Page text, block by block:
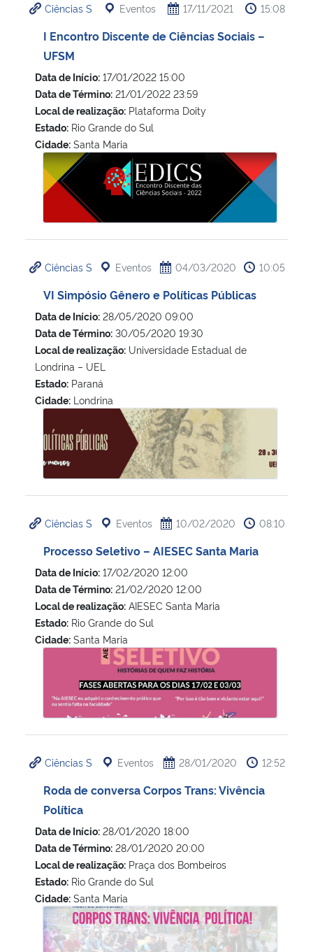
Ministério da Mulher, da Família e dos Direitos Humanos
Secretaria-Geral
Secretaria de Governo
Gabinete de Segurança Institucional
Advocacia-Geral da União
Banco Central do Brasil
Ciências S Eventos 17/11/2021 15:08
I Encontro Discente de Ciências Sociais –
UFSM
Data de Início: 17/01/2022 15:00
Data de Término: 21/01/2022 23:59
Local de realização: Plataforma Doity
Estado: Rio Grande do Sul
Cidade: Santa Maria
I Encontro Discente de Ciências Sociais – UFSM
Ciências S Eventos 04/03/2020 10:05
VI Simpósio Gênero e Políticas Públicas
Data de Início: 28/05/2020 09:00
Data de Término: 30/05/2020 19:30
Local de realização: Universidade Estadual de
Londrina – UEL
Estado: Paraná
Cidade: Londrina
VI Simpósio Gênero e Políticas Públicas
Ciências S Eventos 10/02/2020 08:10
Processo Seletivo – AIESEC Santa Maria
Data de Início: 17/02/2020 12:00
Data de Término: 21/02/2020 12:00
Local de realização: AIESEC Santa Maria
Estado: Rio Grande do Sul
Cidade: Santa Maria
Processo Seletivo – AIESEC Santa Maria
Ciências S Eventos 28/01/2020 12:52
Roda de conversa Corpos Trans: Vivência
Política
Data de Início: 28/01/2020 18:00
Data de Término: 28/01/2020 20:00
Local de realização: Praça dos Bombeiros
Estado: Rio Grande do Sul
Cidade: Santa Maria
Roda de conversa Corpos Trans: Vivência Política